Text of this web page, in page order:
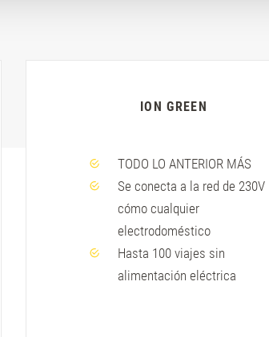
ION GREEN
TODO LO ANTERIOR MÁS
Se conecta a la red de 230V
cómo cualquier
electrodoméstico
Hasta 100 viajes sin
alimentación eléctrica